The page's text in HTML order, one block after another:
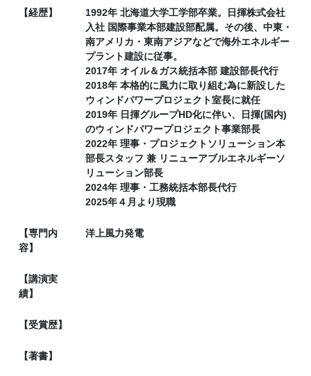
【経歴】
1992年 北海道大学工学部卒業。日揮株式会社
入社 国際事業本部建設部配属。その後、中東・
南アメリカ・東南アジアなどで海外エネルギー
プラント建設に従事。
2017年 オイル＆ガス統括本部 建設部長代行
2018年 本格的に風力に取り組む為に新設した
ウィンドパワープロジェクト室長に就任
2019年 日揮グループHD化に伴い、日揮(国内)
のウィンドパワープロジェクト事業部長
2022年 理事・プロジェクトソリューション本
部長スタッフ 兼 リニューアブルエネルギーソ
リューション部長
2024年 理事・工務統括本部長代行
2025年４月より現職
【専門内
容】
洋上風力発電
【講演実
績】
【受賞歴】
【著書】